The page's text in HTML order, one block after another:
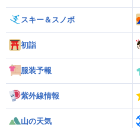
スキー＆スノボ
初詣
服装予報
紫外線情報
山の天気